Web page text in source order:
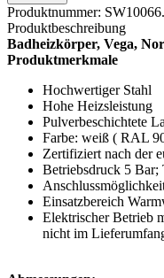
Produktnummer:
Produktbeschreibung
Badheizkörper, Vega,
Produktmerkmale
Hochwertiger Stahl
Hohe Heizsleistung
Pulverbeschichtete
Farbe: weiß ( RAL
Zertifiziert nach der
Betriebsdruck 5 Bar;
Einsatzbereich
Elektrischer Betrieb
nicht im